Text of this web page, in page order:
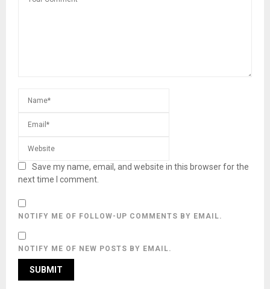
Save my name, email, and website in this browser for the
next time I comment.
NOTIFY ME OF FOLLOW-UP COMMENTS BY EMAIL.
NOTIFY ME OF NEW POSTS BY EMAIL.